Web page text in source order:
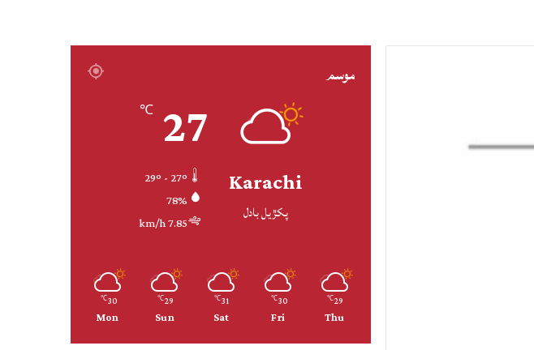
موسم
Karachi
پکڙيل بادل
27
℃
78%
7.85 km/h
29
℃
Thu
30
℃
Fri
31
℃
Sat
29
℃
Sun
30
℃
Mon